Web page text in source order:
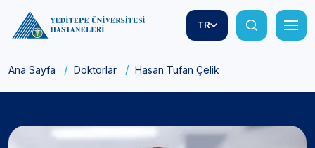
TR
Ana Sayfa Doktorlar Hasan Tufan Çelik